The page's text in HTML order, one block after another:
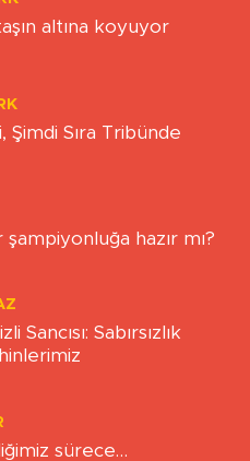
altına koyuyor
Şimdi Sıra Tribünde
şampiyonluğa hazır mı?
Sancısı: Sabırsızlık
sürece…